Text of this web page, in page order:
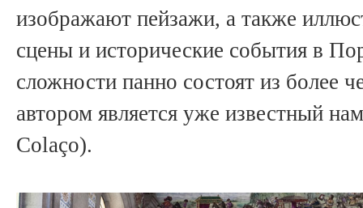
изображают пейзажи, а также
сцены и исторические события в
сложности панно состоят из более
автором является уже известный
Colaço).